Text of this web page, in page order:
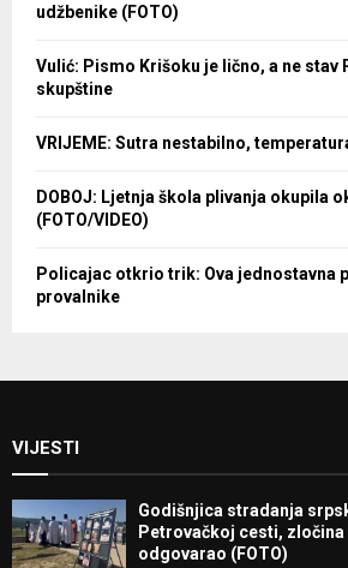
udžbenike (FOTO)
Vulić: Pismo Krišoku je lično, a ne stav
skupštine
VRIJEME: Sutra nestabilno,
DOBOJ: Ljetnja škola plivanja okupila
(FOTO/VIDEO)
Policajac otkrio trik: Ova jednostavna
provalnike
VIJESTI
Godišnjica stradanja
Petrovačkoj cesti,
odgovarao (FOTO)